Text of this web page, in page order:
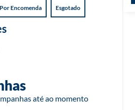
Por Encomenda Esgotado
até ao momento